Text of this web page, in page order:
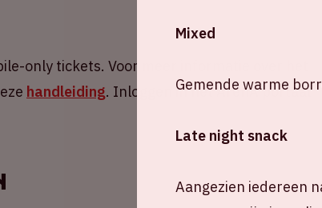
only tickets. Voor meer informatie over het
handleiding. Inloggen in het ArenA portaal
Mixed
Gemende warme
Late night snack
Aangezien iedereen